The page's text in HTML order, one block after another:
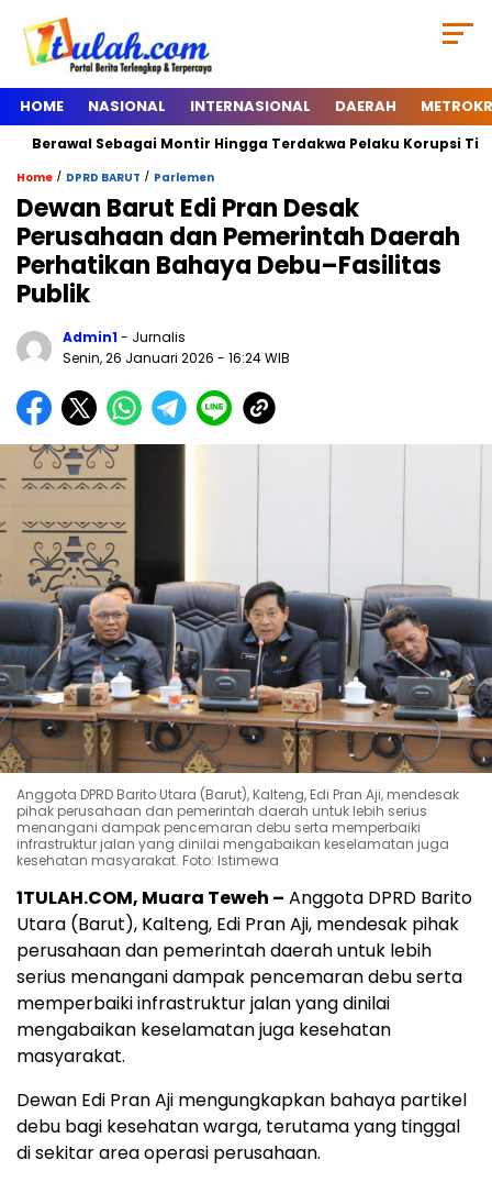
HOME NASIONAL INTERNASIONAL DAERAH
Sebagai Montir Hingga Terdakwa Pelaku Korupsi Timah,
Home / DPRD BARUT / Parlemen
Dewan Barut Edi Pran Desak
Perusahaan dan Pemerintah Daerah
Perhatikan Bahaya Debu–Fasilitas
Publik
Admin1- Jurnalis
Senin, 26 Januari 2026 - 16:24 WIB
Anggota DPRD Barito Utara (Barut), Kalteng, Edi Pran Aji, mendesak
pihak perusahaan dan pemerintah daerah untuk lebih serius
menangani dampak pencemaran debu serta memperbaiki
infrastruktur jalan yang dinilai mengabaikan keselamatan juga
kesehatan masyarakat. Foto: Istimewa
1TULAH.COM, Muara Teweh – Anggota DPRD Barito
Utara (Barut), Kalteng, Edi Pran Aji, mendesak pihak
perusahaan dan pemerintah daerah untuk lebih
serius menangani dampak pencemaran debu serta
memperbaiki infrastruktur jalan yang dinilai
mengabaikan keselamatan juga kesehatan
masyarakat.
Dewan Edi Pran Aji mengungkapkan bahaya partikel
debu bagi kesehatan warga, terutama yang tinggal
di sekitar area operasi perusahaan.